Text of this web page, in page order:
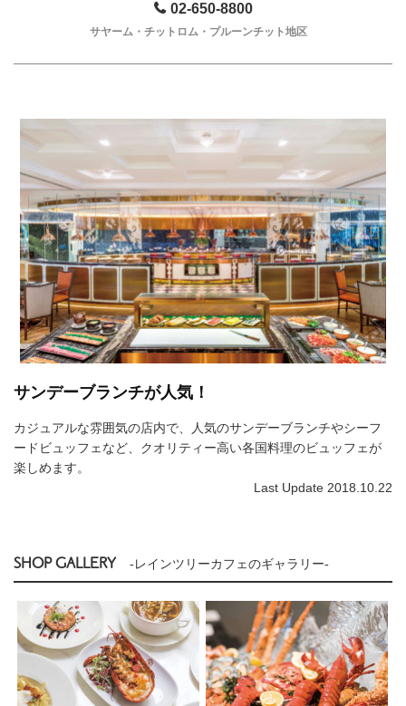
02-650-8800
サヤーム・チットロム・プルーンチット地区
サンデーブランチが人気！
カジュアルな雰囲気の店内で、人気のサンデーブランチやシーフ
ードビュッフェなど、クオリティー高い各国料理のビュッフェが
楽しめます。
Last Update 2018.10.22
SHOP GALLERY -レインツリーカフェのギャラリー-